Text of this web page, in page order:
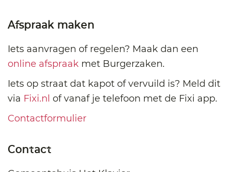
Afspraak maken
Iets aanvragen of regelen? Maak dan een
online afspraak met Burgerzaken.
Iets op straat dat kapot of vervuild is? Meld dit
via Fixi.nl of vanaf je telefoon met de Fixi app.
Contactformulier
Contact